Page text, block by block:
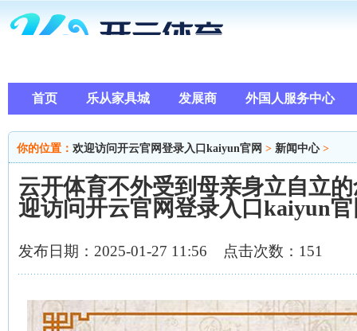
首页 乐从家具城 发展商 外国人服务中心
你的位置： 欢迎访问开云官网登录入口kaiyun官网 > 新闻中心>
云开体育不外受到母亲身立自立
迎访问开云官网登录入口kaiyun
发布日期：2025-01-27 11:56 点击次数：151